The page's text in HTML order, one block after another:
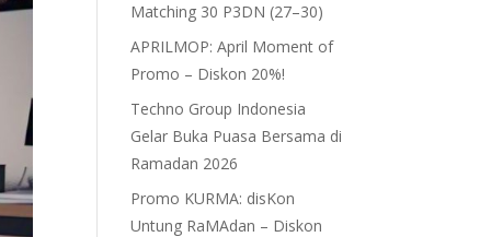
Matching 30 P3DN (27–30)
APRILMOP: April Moment of
Promo – Diskon 20%!
Techno Group Indonesia
Gelar Buka Puasa Bersama di
Ramadan 2026
Promo KURMA: disKon
Untung RaMAdan – Diskon